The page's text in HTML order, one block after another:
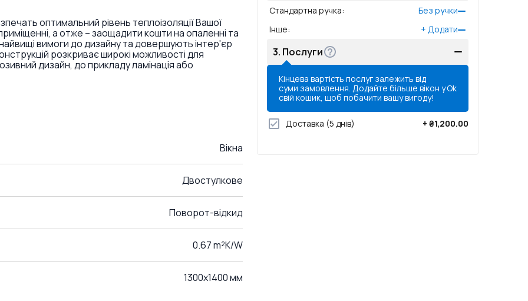
оптимальний рівень теплоізоляції Вашої
а отже – заощадити кошти на опаленні та
вимоги до дизайну та довершують інтер'єр
розкриває широкі можливості для
дизайн, до прикладу ламінація або
Вікна
Двостулкове
Поворот-відкид
0.67 m²K/W
1300x1400 мм
Стандартна ручка:
Без ручки
Інше: + Додати
3. Послуги
Кінцева вартість послуг залежить від
суми замовлення. Додайте більше вікон у
свій кошик, щоб побачити вашу вигоду!
Ok
Доставка (5 днів) + ₴1,200.00